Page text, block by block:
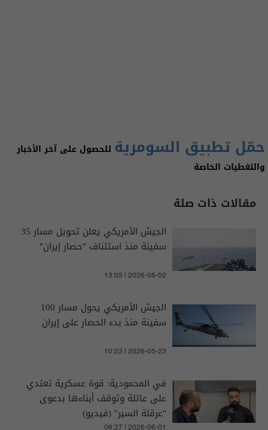
حمّل تطبيق السومرية للحصول على آخر الأخبار
والتغطيات الخاصة
مقالات ذات صلة
الجيش الأمريكي يعلن تحويل مسار 35
سفينة منذ استئناف "حصار إيران"
13:05 | 2026-08-02
الجيش الأمريكي يحول مسار 100
سفينة منذ بدء الحصار على إيران
10:23 | 2026-05-23
في المحمودية: قوة عسكرية تعتدي
على عائلة وتوقف أبناءها بدعوى
"عرقلة السير" (فيديو)
08:27 | 2026-06-01